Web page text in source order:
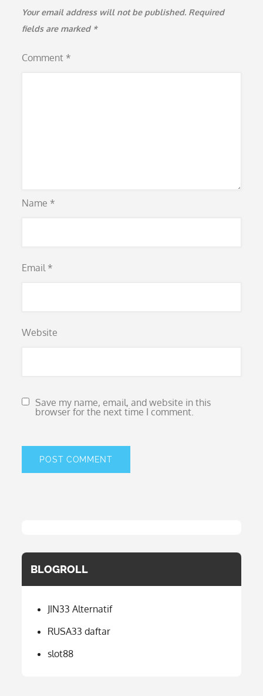
Your email address will not be published. Required
fields are marked *
Comment *
Name *
Email *
Website
Save my name, email, and website in this
browser for the next time I comment.
BLOGROLL
JIN33 Alternatif
RUSA33 daftar
slot88